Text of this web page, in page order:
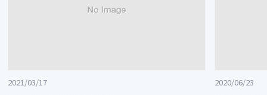
2021/03/17 2020/06/23